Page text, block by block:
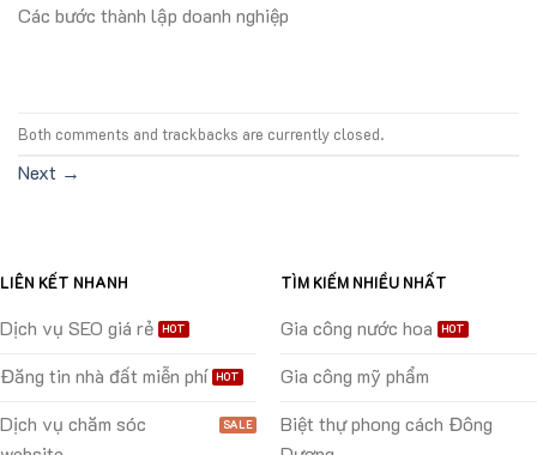
Các bước thành lập doanh nghiệp
Both comments and trackbacks are currently closed.
Next →
LIÊN KẾT NHANH
Dịch vụ SEO giá rẻ
Đăng tin nhà đất miễn phí
Dịch vụ chăm sóc
TÌM KIẾM NHIỀU NHẤT
Gia công nước hoa
Gia công mỹ phẩm
Biệt thự phong cách Đông